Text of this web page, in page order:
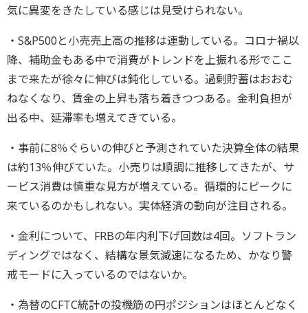
気に異変をきたしている感じは見受けられない。
・S&P500と小売売上高の推移は連動している。コロナ禍以
降、補助金もある中で消費がトレンドを上振れる形でここ
まで来たが徐々に伸びは鈍化している。過剰貯蓄はおおむ
ねなくなり、賃金の上昇も落ち着きつつある。金利負担が
出る中、延滞率も増えてきている。
・事前に8％ぐらいの伸びと予測されていた決算全体の結果
は約13％伸びていた。小売りは順調に推移してきたが、サ
ービス消費は慎重な見方が増えている。循環的にピークに
来ているのかもしれない。実体経済の動向が注目される。
・金利について、FRBの年内利下げ回数は4回。ソフトラン
ディングではなく、結構な景気減速になるため、かなり警
戒モードに入っているのではないか。
・為替のCFTC統計の投機筋の円ポジションはほとんどなく